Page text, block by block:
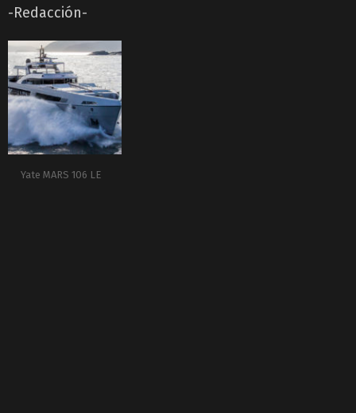
-Redacción-
Yate MARS 106 LE